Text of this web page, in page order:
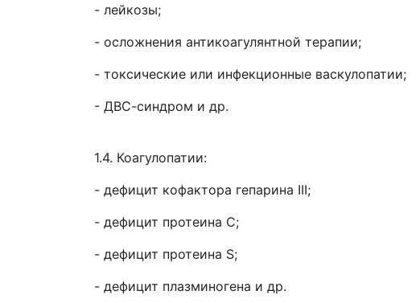
- лейкозы;
- осложнения антикоагулянтной терапии;
- токсические или инфекционные васкулопатии;
- ДВС-синдром и др.
1.4. Коагулопатии:
- дефицит кофактора гепарина III;
- дефицит протеина С;
- дефицит протеина S;
- дефицит плазминогена и др.